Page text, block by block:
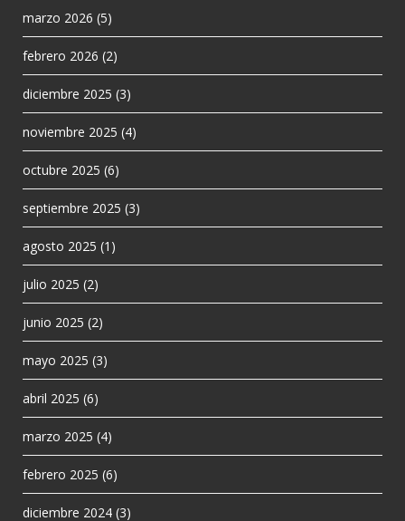
marzo 2026 (5)
febrero 2026 (2)
diciembre 2025 (3)
noviembre 2025 (4)
octubre 2025 (6)
septiembre 2025 (3)
agosto 2025 (1)
julio 2025 (2)
junio 2025 (2)
mayo 2025 (3)
abril 2025 (6)
marzo 2025 (4)
febrero 2025 (6)
diciembre 2024 (3)